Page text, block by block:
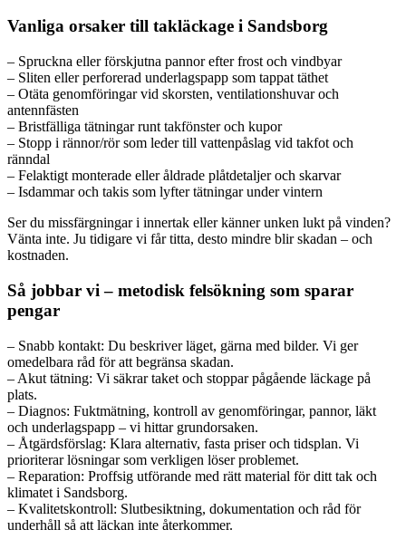
Vanliga orsaker till takläckage i Sandsborg
– Spruckna eller förskjutna pannor efter frost och vindbyar
– Sliten eller perforerad underlagspapp som tappat täthet
– Otäta genomföringar vid skorsten, ventilationshuvar och
antennfästen
– Bristfälliga tätningar runt takfönster och kupor
– Stopp i rännor/rör som leder till vattenpåslag vid takfot och
ränndal
– Felaktigt monterade eller åldrade plåtdetaljer och skarvar
– Isdammar och takis som lyfter tätningar under vintern
Ser du missfärgningar i innertak eller känner unken lukt på vinden?
Vänta inte. Ju tidigare vi får titta, desto mindre blir skadan – och
kostnaden.
Så jobbar vi – metodisk felsökning som sparar
pengar
– Snabb kontakt: Du beskriver läget, gärna med bilder. Vi ger
omedelbara råd för att begränsa skadan.
– Akut tätning: Vi säkrar taket och stoppar pågående läckage på
plats.
– Diagnos: Fuktmätning, kontroll av genomföringar, pannor, läkt
och underlagspapp – vi hittar grundorsaken.
– Åtgärdsförslag: Klara alternativ, fasta priser och tidsplan. Vi
prioriterar lösningar som verkligen löser problemet.
– Reparation: Proffsig utförande med rätt material för ditt tak och
klimatet i Sandsborg.
– Kvalitetskontroll: Slutbesiktning, dokumentation och råd för
underhåll så att läckan inte återkommer.